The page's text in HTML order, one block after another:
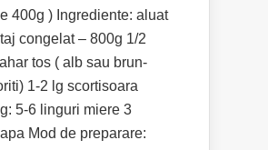
400g ) Ingrediente: aluat
congelat – 800g 1/2
tos ( alb sau brun-
1-2 lg scortisoara
5-6 linguri miere 3
Mod de preparare: